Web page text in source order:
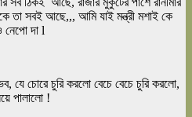
তা সবই আছে,,, আমি যাই মন্ত্রী মশাই কে
নেপো দা l
যে চোরে চুরি করলো বেচে বেচে চুরি করলো,
পালালো !